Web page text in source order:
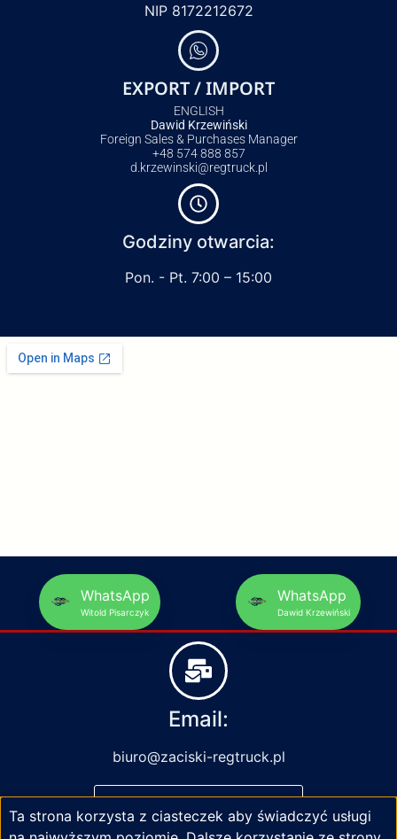
NIP 8172212672
EXPORT / IMPORT
ENGLISH
Dawid Krzewiński
Foreign Sales & Purchases Manager
+48 574 888 857
d.krzewinski@regtruck.pl
Godziny otwarcia:
Pon. - Pt. 7:00 – 15:00
WhatsApp
Witold Pisarczyk
WhatsApp
Dawid Krzewiński
Email:
biuro@zaciski-regtruck.pl
NAPISZ DO NAS
Ta strona korzysta z ciasteczek aby świadczyć usługi